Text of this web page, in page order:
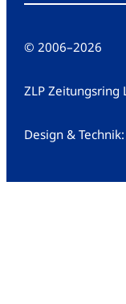
© 2006–2026
ZLP Zeitungsring
Design & Technik: